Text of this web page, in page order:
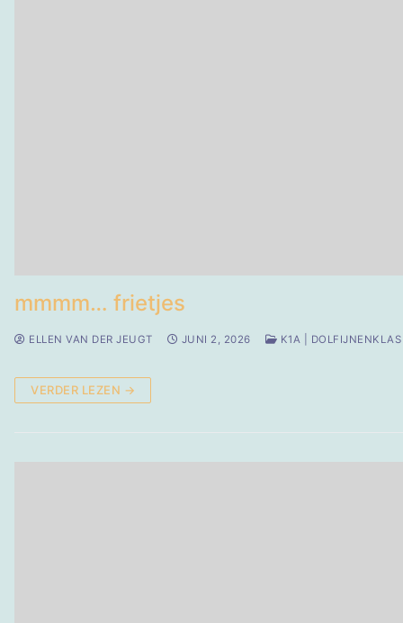
mmmm… frietjes
ELLEN VAN DER JEUGT JUNI 2, 2026 K1A | DOLFIJNENKLAS
VERDER LEZEN →